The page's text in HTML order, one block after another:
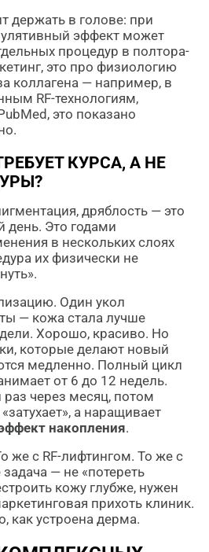
держать в голове: при
эффект может
процедур в полтора-
это про физиологию
коллагена — например, в
RF-технологиям,
это показано
КУРСА, А НЕ
дряблость — это
день. Это годами
в нескольких слоях
их физически не
Один укол
— кожа стала лучше
Хорошо, красиво. Но
которые делают новый
медленно. Полный цикл
от 6 до 12 недель.
раз через месяц, потом
а наращивает
накопления.
же с RF-лифтингом. То же с
— не «потереть
кожу глубже, нужен
прихоть клиник.
как устроена дерма.